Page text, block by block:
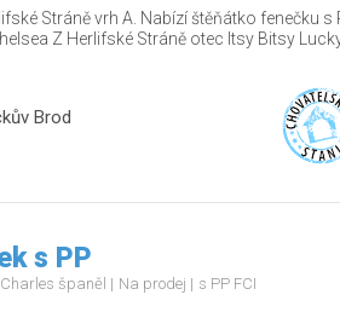
Stráně vrh A. Nabízí štěňátko fenečku s
Z Herlifské Stráně otec Itsy Bitsy
Brod
s PP
španěl Na prodej s PP FCI